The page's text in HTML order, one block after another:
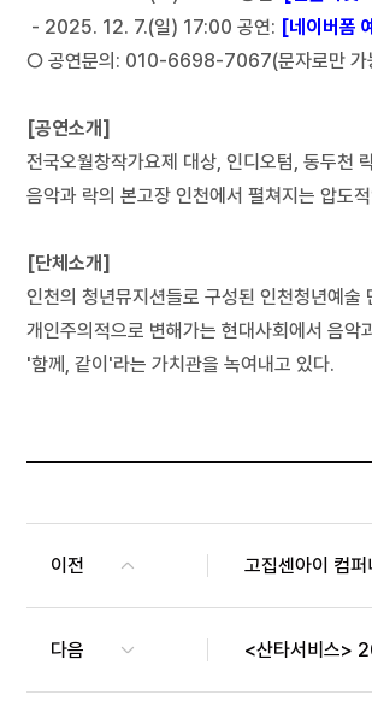
- 2025. 12. 7.(일) 17:00 공연: [네이버폼
○ 공연문의: 010-6698-7067(문자로만 가
[공연소개]
전국오월창작가요제 대상, 인디오텀, 동두천
음악과 락의 본고장 인천에서 펼쳐지는 압도
[단체소개]
인천의 청년뮤지션들로 구성된 인천청년예술
개인주의적으로 변해가는 현대사회에서 음
'함께, 같이'라는 가치관을 녹여내고 있다.
이전 고집센아이 컴
다음 <산타서비스>